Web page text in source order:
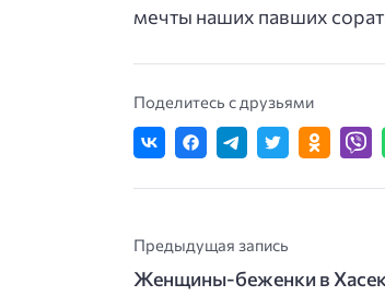
мечты наших павших
Поделитесь с друзьями
Предыдущая запись
Женщины-беженки в